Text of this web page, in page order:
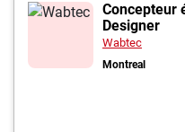
Concepteur
Designer
Wabtec
Montreal